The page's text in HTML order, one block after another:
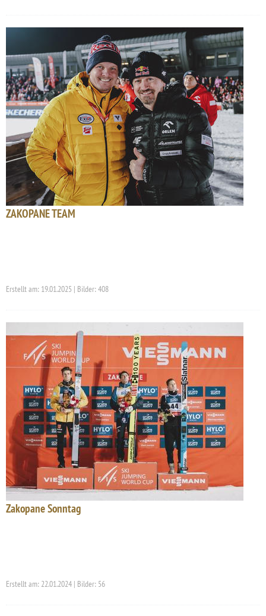
ZAKOPANE TEAM
Erstellt am: 19.01.2025 | Bilder: 408
Zakopane Sonntag
Erstellt am: 22.01.2024 | Bilder: 56